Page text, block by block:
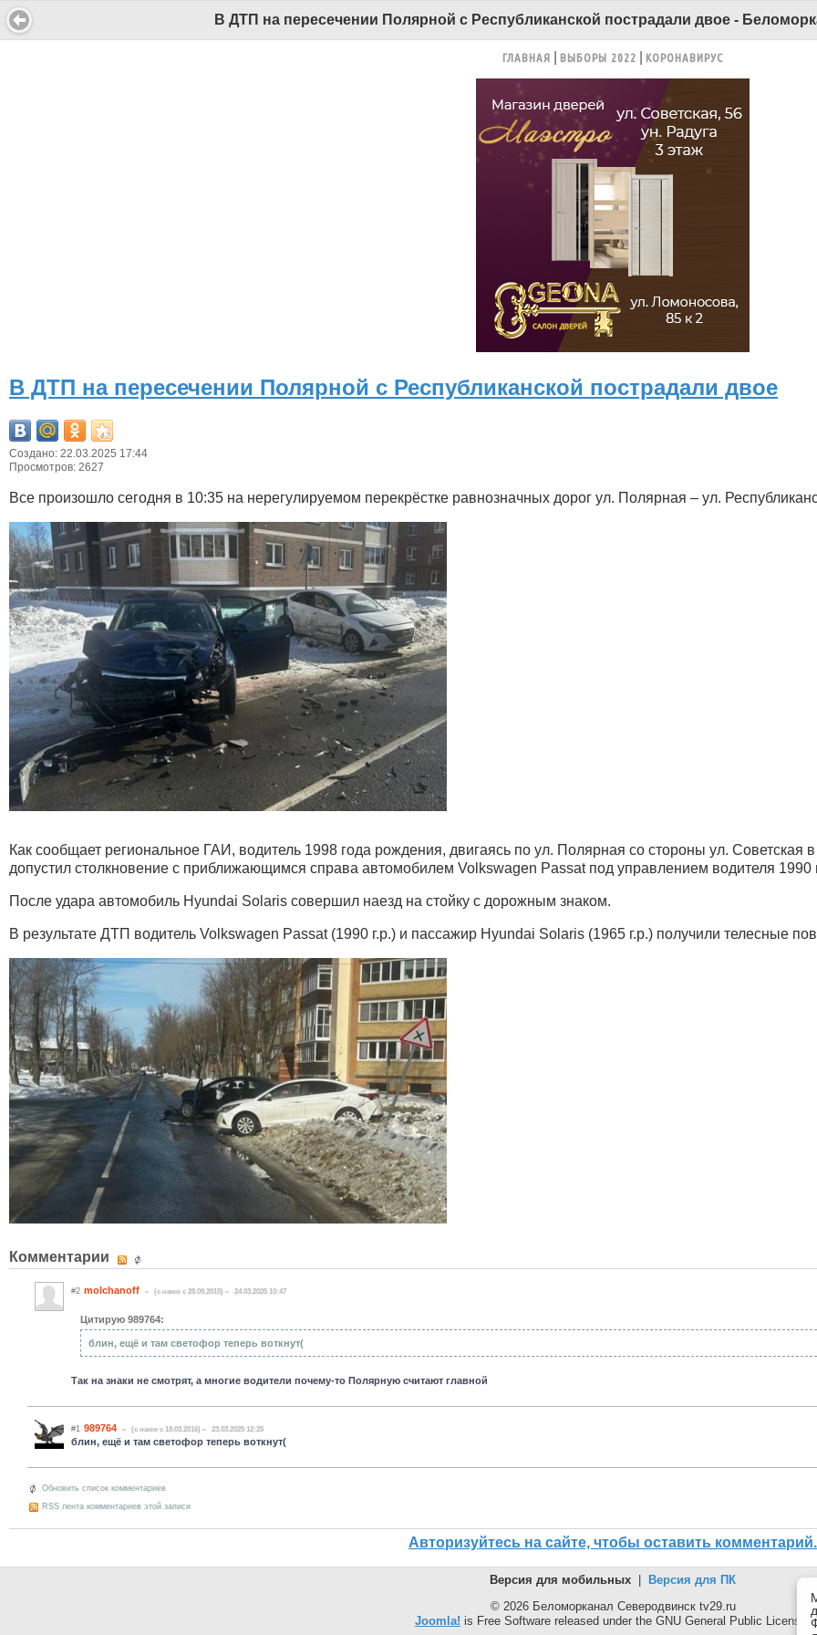
В ДТП на пересечении Полярной с Республиканской пострадали двое -
ГЛАВНАЯ ВЫБОРЫ 2022 КОРОНАВИРУС
В ДТП на пересечении Полярной с Республиканской пострадали двое
Создано: 22.03.2025 17:44
Просмотров: 2627
Все произошло сегодня в 10:35 на нерегулируемом перекрёстке равнозначных дорог ул. Полярная – ул.
Как сообщает региональное ГАИ, водитель 1998 года рождения, двигаясь по ул. Полярная со стороны ул. Советская
допустил столкновение с приближающимся справа автомобилем Volkswagen Passat под управлением водителя 1990
После удара автомобиль Hyundai Solaris совершил наезд на стойку с дорожным знаком.
В результате ДТП водитель Volkswagen Passat (1990 г.р.) и пассажир Hyundai Solaris (1965 г.р.) получили телесные
Комментарии
#2 molchanoff (c нами с 28.09.2015) 24.03.2025 10:47
Цитирую 989764:
блин, ещё и там светофор теперь воткнут(
Так на знаки не смотрят, а многие водители почему-то Полярную считают главной
#1 989764 (c нами с 18.03.2016) 23.03.2025 12:25
блин, ещё и там светофор теперь воткнут(
Обновить список комментариев
RSS лента комментариев этой записи
Авторизуйтесь на сайте, чтобы оставить комментарий.
Версия для мобильных
Версия для ПК
© 2026 Беломорканал Северодвинск tv29.ru
Joomla! is Free Software released under the GNU General Public License.